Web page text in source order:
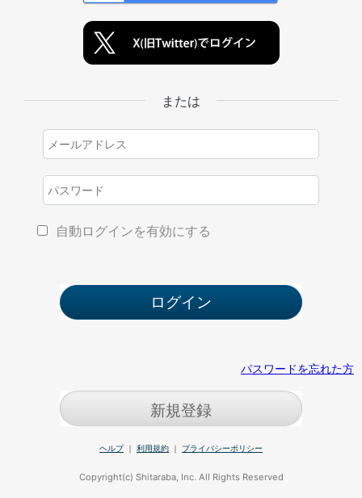
または
自動ログインを有効にする
パスワードを忘れた方
新規登録
ヘルプ｜ 利用規約 ｜ プライバシーポリシー
Copyright(c) Shitaraba, Inc. All Rights Reserved